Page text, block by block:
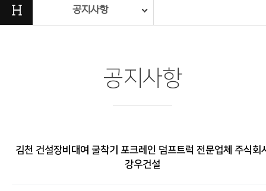
H 공지사항
공지사항
김천 건설장비대여 굴착기 포크레인 덤프트럭 전문업체 주식회
강우건설